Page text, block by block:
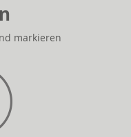
markieren